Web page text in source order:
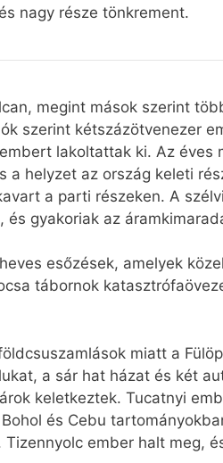
nagy része tönkrement.
megint mások szerint
szerint kétszázötvenezer
lakoltattak ki. Az éves
helyzet az ország keleti
a parti részeken. A
gyakoriak az
esőzések, amelyek
tábornok
miatt a
a sár hat házat és két
keletkeztek. Tucatnyi
és Cebu
ember halt meg,